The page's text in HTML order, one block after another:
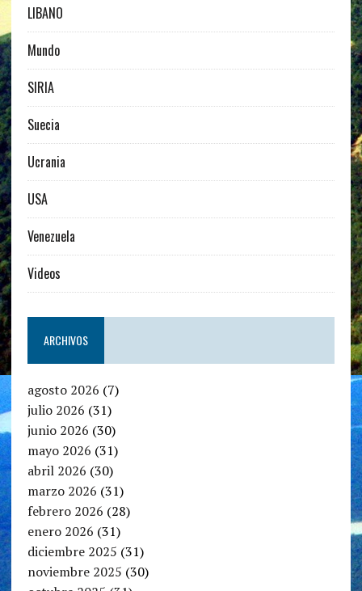
LIBANO
Mundo
SIRIA
Suecia
Ucrania
USA
Venezuela
Videos
ARCHIVOS
agosto 2026 (7)
julio 2026 (31)
junio 2026 (30)
mayo 2026 (31)
abril 2026 (30)
marzo 2026 (31)
febrero 2026 (28)
enero 2026 (31)
diciembre 2025 (31)
noviembre 2025 (30)